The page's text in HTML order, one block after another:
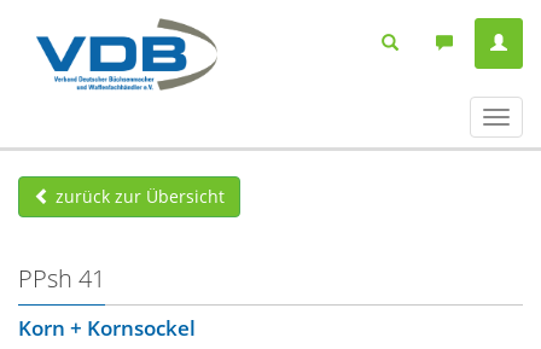
ein-/
zurück zur Übersicht
PPsh 41
Korn + Kornsockel